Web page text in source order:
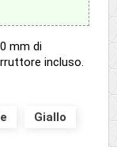
mm di
incluso.
Giallo